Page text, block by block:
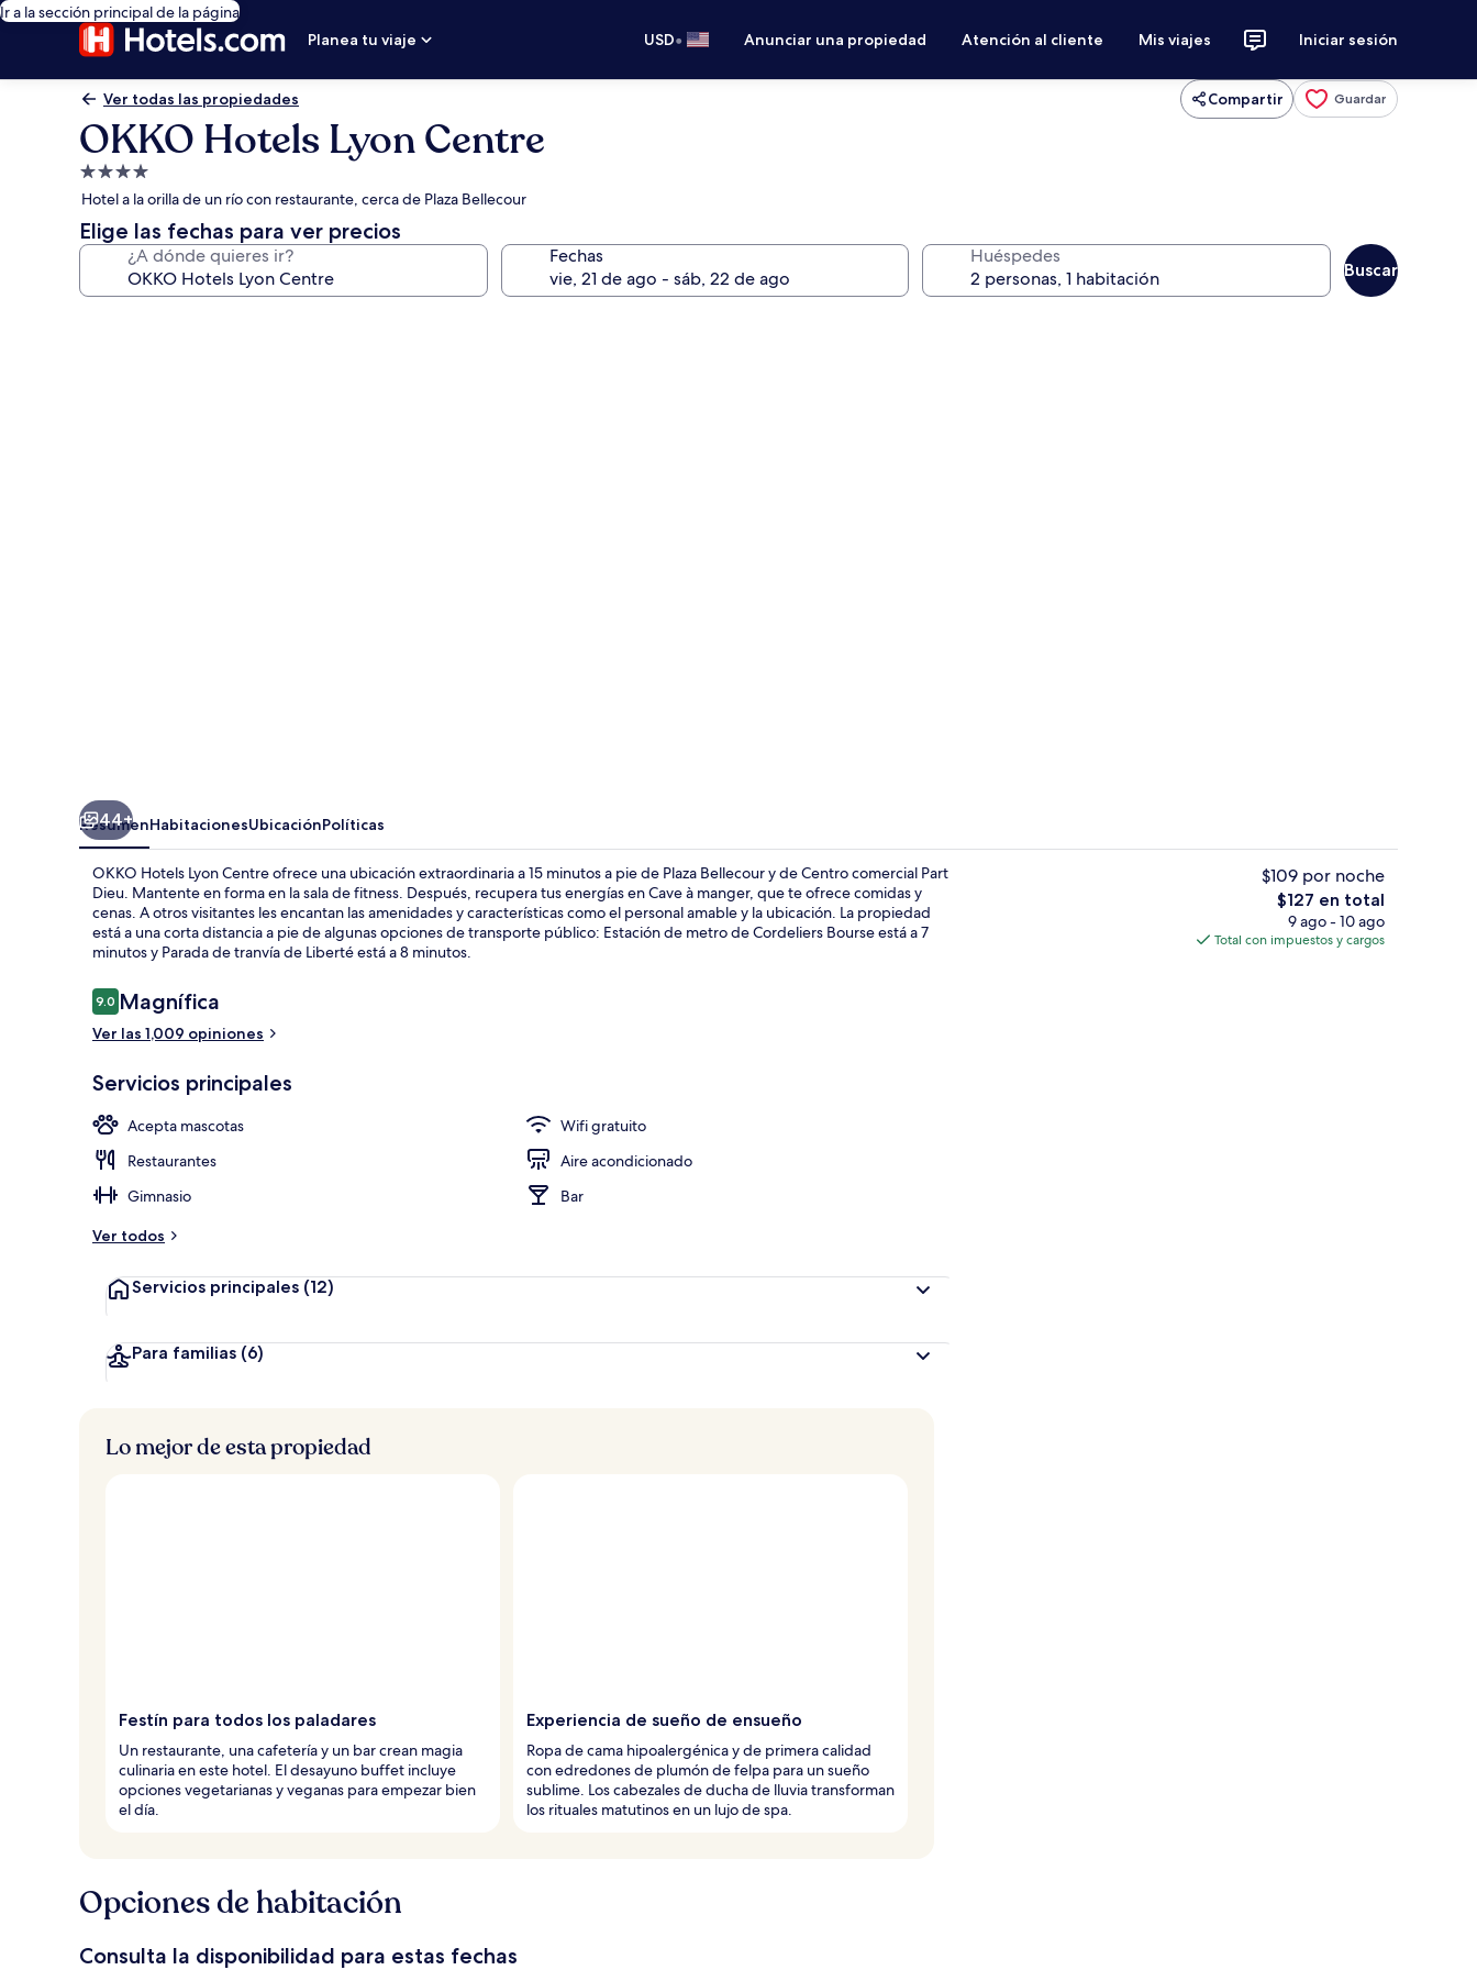
Ir a la sección principal de la página
Planea tu viaje
USD• Anunciar una propiedad Atención al cliente Mis viajes Iniciar sesión
Ver todas las propiedades Compartir Guardar
OKKO Hotels Lyon Centre
Propiedad
de
4.0
estrellas
Hotel a la orilla de un río con restaurante, cerca de Plaza Bellecour
Elige las fechas para ver precios
¿A dónde quieres ir? Fechas Huéspedes
Buscar
Televisión de pantalla plana Ropa de cama de alta calidad y caja
44+
ResumenHabitacionesUbicaciónPolíticas
OKKO Hotels Lyon Centre ofrece una ubicación extraordinaria a 15 minutos a pie de Plaza Bellecour y de Centro comercial Part
Dieu. Mantente en forma en la sala de fitness. Después, recupera tus energías en Cave à manger, que te ofrece comidas y
cenas. A otros visitantes les encantan las amenidades y características como el personal amable y la ubicación. La propiedad
está a una corta distancia a pie de algunas opciones de transporte público: Estación de metro de Cordeliers Bourse está a 7
minutos y Parada de tranvía de Liberté está a 8 minutos.
Opiniones
9.09.0 de 10,
Magnífica
Ver las 1,009 opiniones
Servicios principales
Acepta mascotas
Wifi gratuito
Restaurantes
Aire acondicionado
Gimnasio
Bar
Ver todos
Servicios principales (12)
Para familias (6)
$109 por noche
El
precio
total
$127 en total
9 ago - 10 ago
Total con impuestos y cargos
Lo mejor de esta propiedad
Festín para todos los paladares
Un restaurante, una cafetería y un bar crean magia
culinaria en este hotel. El desayuno buffet incluye
opciones vegetarianas y veganas para empezar bien
el día.
Experiencia de sueño de ensueño
Ropa de cama hipoalergénica y de primera calidad
con edredones de plumón de felpa para un sueño
sublime. Los cabezales de ducha de lluvia transforman
los rituales matutinos en un lujo de spa.
Opciones de habitación
Consulta la disponibilidad para estas fechas